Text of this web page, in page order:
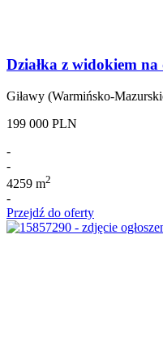
Działka z widokiem na
Giławy (Warmińsko-
199 000 PLN
-
-
4259 m2
-
Przejdź do oferty